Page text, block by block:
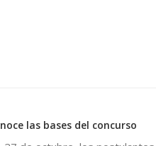
las bases del concurso